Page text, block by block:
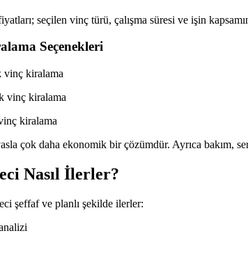
seçilen vinç türü, çalışma süresi ve işin
Seçenekleri
vinç kiralama
vinç kiralama
kiralama
çok daha ekonomik bir çözümdür. Ayrıca bakım,
Nasıl İlerler?
şeffaf ve planlı şekilde ilerler: